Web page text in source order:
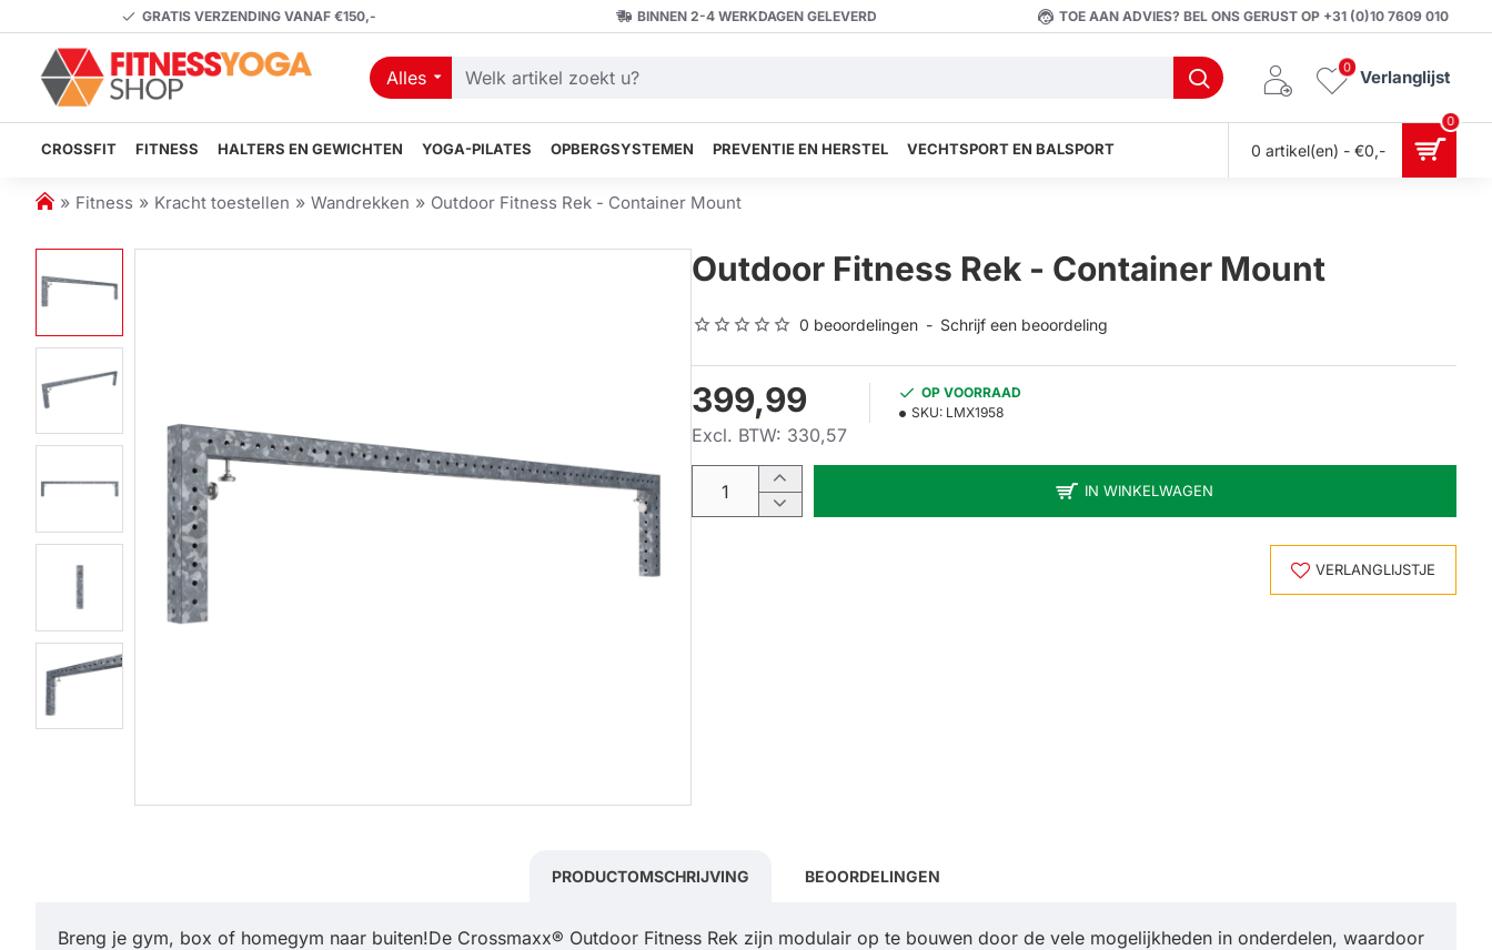
GRATIS VERZENDING VANAF €150,- BINNEN 2-4 WERKDAGEN GELEVERD TOE AAN ADVIES? BEL ONS GERUST OP +31 (0)10 7609 010
Alles
Welk
zoekt
Verlanglijst
0
CROSSFIT FITNESS HALTERS EN GEWICHTEN YOGA-PILATES OPBERGSYSTEMEN PREVENTIE EN HERSTEL VECHTSPORT EN BALSPORT 0 artikel(en) - €0,-
0
h
m
e
Fitness Kracht toestellen Wandrekken Outdoor Fitness Rek - Container Mount
Outdoor Fitness Rek - Container Mount
0 beoordelingen - Schrijf een beoordeling
399,99
Excl. BTW: 330,57
OP VOORRAAD
SKU: LMX1958
IN WINKELWAGEN
VERLANGLIJSTJE
PRODUCTOMSCHRIJVING BEOORDELINGEN
Breng je gym, box of homegym naar buiten!De Crossmaxx® Outdoor Fitness Rek zijn modulair op te bouwen door de vele mogelijkheden in onderdelen, waardoor